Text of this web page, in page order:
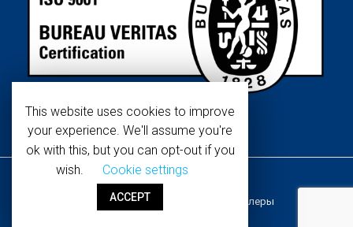
Copyright © 2019 WaterTech. Все
права защищены. Разработано
Офисы и дилеры
This website uses cookies to improve
your experience. We'll assume you're
ok with this, but you can opt-out if you
wish.
Cookie settings
ACCEPT